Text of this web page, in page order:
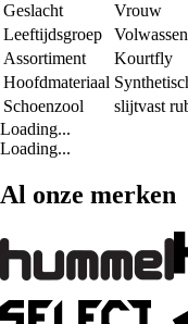
Geslacht
Vrouw
Leeftijdsgroep
Assortiment
Kourtfly
Hoofdmateriaal
Schoenzool
slijtvast
Loading...
Loading...
Al onze merken